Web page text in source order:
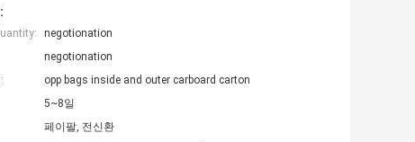
negotionation
negotionation
opp bags inside and outer carboard carton
5~8일
페이팔, 전신환